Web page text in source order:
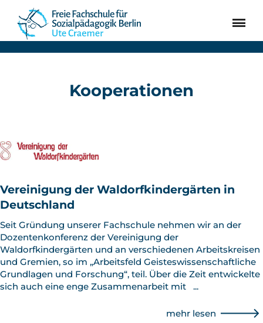
SUCHEN
JETZT BEWERBEN!
Erzieher:in werden
Über uns
Kooperationen
Vereinigung der Waldorfkindergärten in
Deutschland
Seit Gründung unserer Fachschule nehmen wir an der
Dozentenkonferenz der Vereinigung der
Waldorfkindergärten und an verschiedenen Arbeitskreisen
und Gremien, so im „Arbeitsfeld Geisteswissenschaftliche
Grundlagen und Forschung“, teil. Über die Zeit entwickelte
sich auch eine enge Zusammenarbeit mit
...
mehr lesen